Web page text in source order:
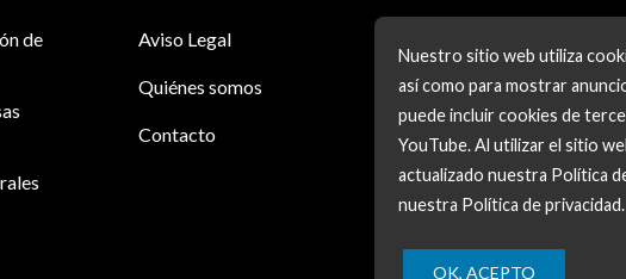
Nuestro sitio web utiliza
así como para mostrar
puede incluir cookies de
YouTube. Al utilizar el sitio
actualizado nuestra Política
nuestra Política de privacidad.
OK, ACEPTO
de
Aviso Legal
Quiénes somos
Contacto